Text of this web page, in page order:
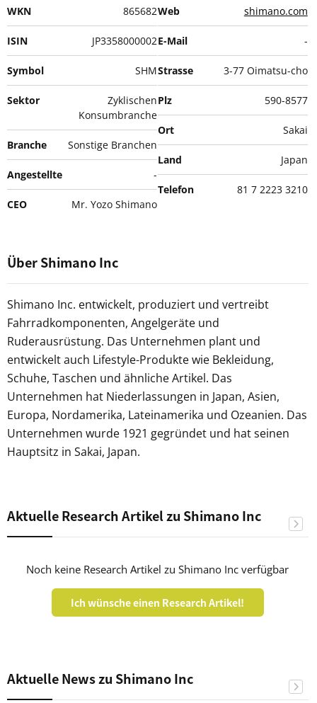
WKN 865682
ISIN JP3358000002
Symbol SHM
Sektor
Zyklischen
Konsumbranche
Branche Sonstige Branchen
Angestellte -
CEO Mr. Yozo Shimano
Web shimano.com
E-Mail -
Strasse 3-77 Oimatsu-cho
Plz 590-8577
Ort Sakai
Land Japan
Telefon 81 7 2223 3210
Über Shimano Inc
Shimano Inc. entwickelt, produziert und vertreibt
Fahrradkomponenten, Angelgeräte und
Ruderausrüstung. Das Unternehmen plant und
entwickelt auch Lifestyle-Produkte wie Bekleidung,
Schuhe, Taschen und ähnliche Artikel. Das
Unternehmen hat Niederlassungen in Japan, Asien,
Europa, Nordamerika, Lateinamerika und Ozeanien. Das
Unternehmen wurde 1921 gegründet und hat seinen
Hauptsitz in Sakai, Japan.
Aktuelle Research Artikel zu Shimano Inc
Noch keine Research Artikel zu Shimano Inc verfügbar
Ich wünsche einen Research Artikel!
Aktuelle News zu Shimano Inc